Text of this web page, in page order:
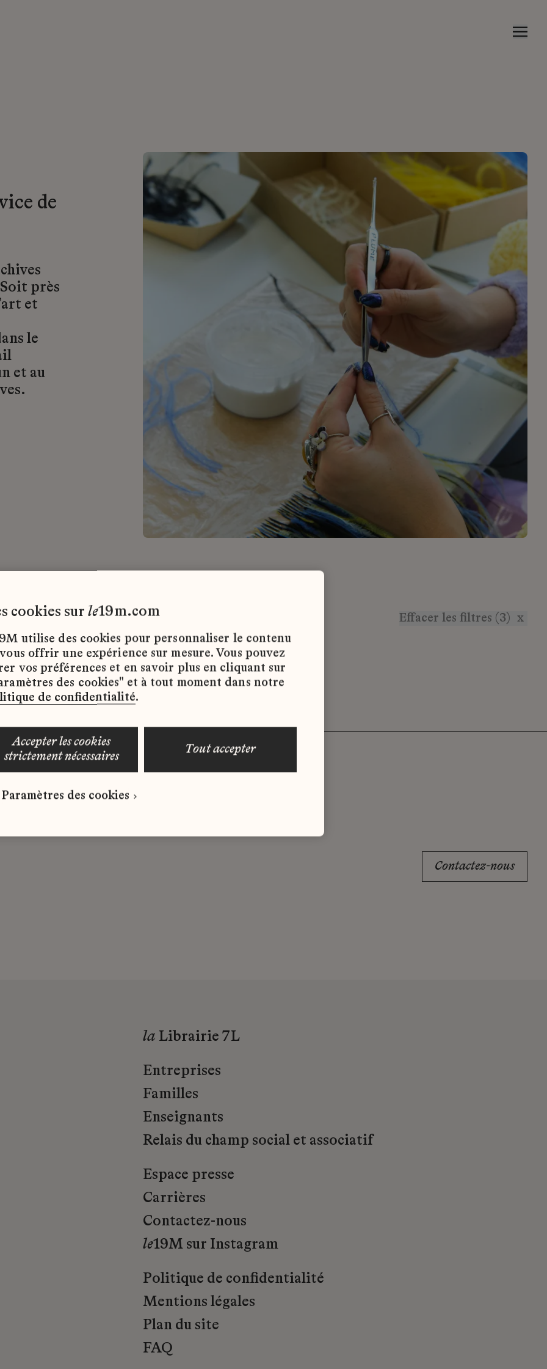
de
près
et
le
et au
Effacer les filtres (3) x
d’emploi disponibles pour le moment.
correspond à votre profil ?
spontanée dès maintenant.
Contactez-nous
la Librairie 7L
Entreprises
Familles
Enseignants
Relais du champ social et associatif
Espace presse
Carrières
Contactez-nous
le19M sur Instagram
Politique de confidentialité
Mentions légales
Plan du site
FAQ
cookies sur le19m.com
utilise des cookies pour personnaliser le contenu
offrir une expérience sur mesure. Vous pouvez
vos préférences et en savoir plus en cliquant sur
des cookies" et à tout moment dans notre
de confidentialité.
accepter les cookies
strictement nécessaires
tout accepter
Paramètres des cookies